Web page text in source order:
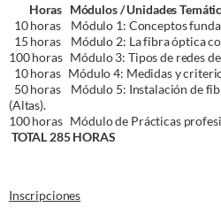
Horas Módulos /
10 horas Módulo 1: Conceptos
15 horas Módulo 2: La fibra óptica
100 horas Módulo 3: Tipos de redes
10 horas Módulo 4: Medidas y
50 horas Módulo 5: Instalación de
(Altas).
100 horas Módulo de Prácticas
TOTAL 285 HORAS
Inscripciones